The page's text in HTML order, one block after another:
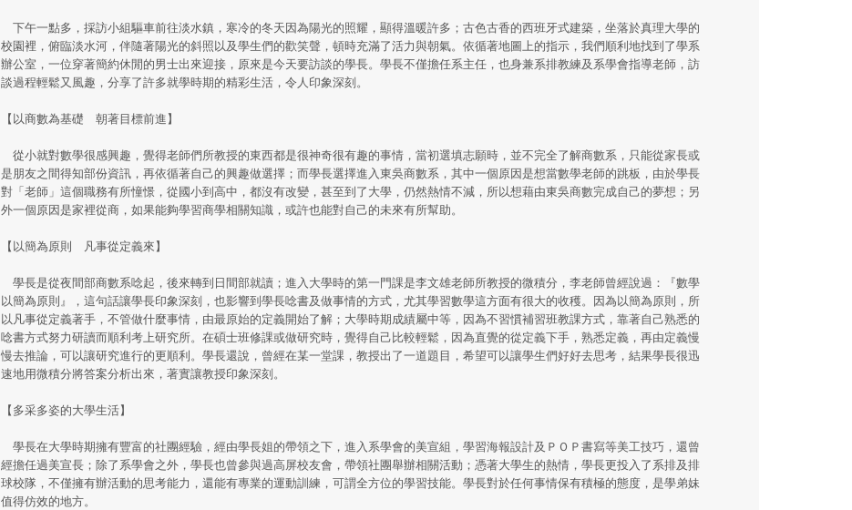
下午一點多，採訪小組驅車前往淡水鎮，寒冷的冬天因為陽光的照耀，顯得溫暖許多；古色古香的西班牙式建築，坐落於真理大學的
校園裡，俯臨淡水河，伴隨著陽光的斜照以及學生們的歡笑聲，頓時充滿了活力與朝氣。依循著地圖上的指示，我們順利地找到了學系
辦公室，一位穿著簡約休閒的男士出來迎接，原來是今天要訪談的學長。學長不僅擔任系主任，也身兼系排教練及系學會指導老師，訪
談過程輕鬆又風趣，分享了許多就學時期的精彩生活，令人印象深刻。
【以商數為基礎 朝著目標前進】
從小就對數學很感興趣，覺得老師們所教授的東西都是很神奇很有趣的事情，當初選填志願時，並不完全了解商數系，只能從家長或
是朋友之間得知部份資訊，再依循著自己的興趣做選擇；而學長選擇進入東吳商數系，其中一個原因是想當數學老師的跳板，由於學長
對「老師」這個職務有所憧憬，從國小到高中，都沒有改變，甚至到了大學，仍然熱情不減，所以想藉由東吳商數完成自己的夢想；另
外一個原因是家裡從商，如果能夠學習商學相關知識，或許也能對自己的未來有所幫助。
【以簡為原則 凡事從定義來】
學長是從夜間部商數系唸起，後來轉到日間部就讀；進入大學時的第一門課是李文雄老師所教授的微積分，李老師曾經說過：『數學
以簡為原則』，這句話讓學長印象深刻，也影響到學長唸書及做事情的方式，尤其學習數學這方面有很大的收穫。因為以簡為原則，所
以凡事從定義著手，不管做什麼事情，由最原始的定義開始了解；大學時期成績屬中等，因為不習慣補習班教課方式，靠著自己熟悉的
唸書方式努力研讀而順利考上研究所。在碩士班修課或做研究時，覺得自己比較輕鬆，因為直覺的從定義下手，熟悉定義，再由定義慢
慢去推論，可以讓研究進行的更順利。學長還說，曾經在某一堂課，教授出了一道題目，希望可以讓學生們好好去思考，結果學長很迅
速地用微積分將答案分析出來，著實讓教授印象深刻。
【多采多姿的大學生活】
學長在大學時期擁有豐富的社團經驗，經由學長姐的帶領之下，進入系學會的美宣組，學習海報設計及ＰＯＰ書寫等美工技巧，還曾
經擔任過美宣長；除了系學會之外，學長也曾參與過高屏校友會，帶領社團舉辦相關活動；憑著大學生的熱情，學長更投入了系排及排
球校隊，不僅擁有辦活動的思考能力，還能有專業的運動訓練，可謂全方位的學習技能。學長對於任何事情保有積極的態度，是學弟妹
值得仿效的地方。